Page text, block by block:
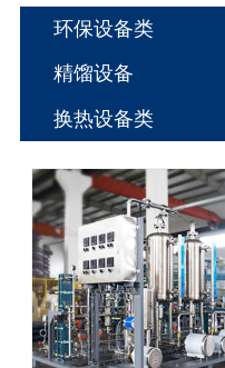
环保设备类
精馏设备
换热设备类